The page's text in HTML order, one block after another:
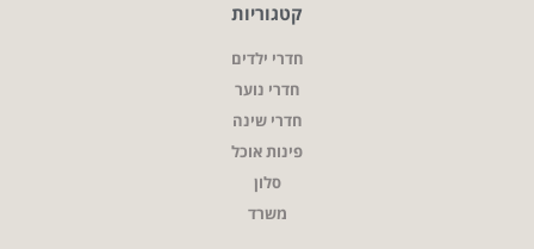
קטגוריות
חדרי ילדים
חדרי נוער
חדרי שינה
פינות אוכל
סלון
משרד